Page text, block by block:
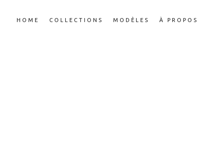
HOME COLLECTIONS MODÈLES À PROPOS